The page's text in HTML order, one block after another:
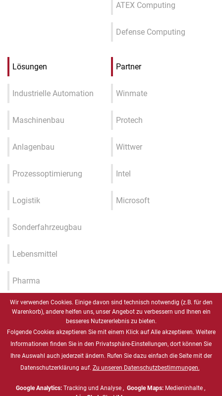
ATEX Computing
Defense Computing
Lösungen
Industrielle Automation
Maschinenbau
Anlagenbau
Prozessoptimierung
Logistik
Sonderfahrzeugbau
Lebensmittel
Pharma
Industrie 4.0 / IIOT / Smart
Gesundheitswesen
Marine
Partner
Winmate
Protech
Wittwer
Intel
Microsoft
Wir verwenden Cookies. Einige davon sind technisch notwendig (z.B. für den
Warenkorb), andere helfen uns, unser Angebot zu verbessern und Ihnen ein
besseres Nutzererlebnis zu bieten.
Folgende Cookies akzeptieren Sie mit einem Klick auf Alle akzeptieren. Weitere
Informationen finden Sie in den Privatsphäre-Einstellungen, dort können Sie
Ihre Auswahl auch jederzeit ändern. Rufen Sie dazu einfach die Seite mit der
Datenschutzerklärung auf. Zu unseren Datenschutzbestimmungen.
Google Analytics:Tracking und Analyse , Google Maps:Medieninhalte ,